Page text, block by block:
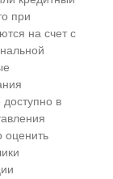
при
на счет с
в
оценить